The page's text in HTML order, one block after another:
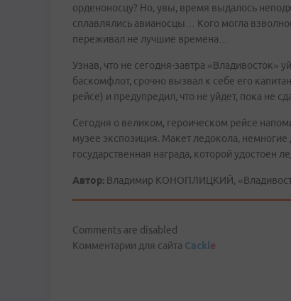
орденоносцу? Но, увы, время выдалось
сплавлялись авианосцы… Кого могла
переживал не лучшие времена…
Узнав, что не сегодня-завтра «Владивосток»
баскомфлот, срочно вызвал к себе его
рейсе) и предупредил, что не уйдет, пока не
Сегодня о великом, героическом рейсе
музее экспозиция. Макет ледокола,
государственная награда, которой удостоен
Автор: Владимир КОНОПЛИЦКИЙ,
Comments are disabled
Комментарии для сайта Cackle